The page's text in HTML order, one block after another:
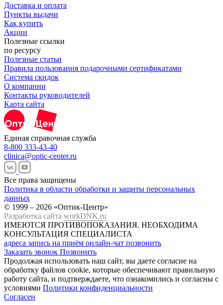
Доставка и оплата
Пункты выдачи
Как купить
Акции
Полезные ссылки
по ресурсу
Полезные статьи
Правила пользования подарочными сертификатами
Система скидок
О компании
Контакты руководителей
Карта сайта
Единая справочная служба
8-800 333-43-40
clinica@optic-center.ru
Все права защищены
Политика в области обработки и защиты персональных
данных
© 1999 – 2026 «Оптик-Центр»
Разработка сайта workDNK.ru
ИМЕЮТСЯ ПРОТИВОПОКАЗАНИЯ. НЕОБХОДИМА
КОНСУЛЬТАЦИЯ СПЕЦИАЛИСТА
адреса запись на приём онлайн-чат позвонить
Заказать звонок Позвонить
Продолжая использовать наш сайт, вы даете согласие на
обработку файлов cookie, которые обеспечивают правильную
работу сайта, и подтверждаете, что ознакомились и согласны с
условиями Политики конфиденциальности
Согласен